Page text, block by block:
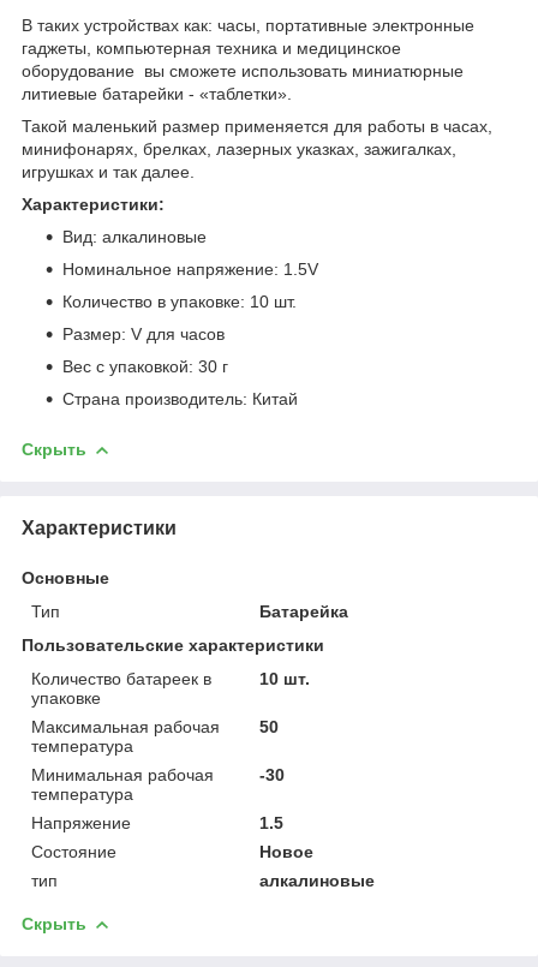
В таких устройствах как: часы, портативные электронные
гаджеты, компьютерная техника и медицинское
оборудование вы сможете использовать миниатюрные
литиевые батарейки - «таблетки».
Такой маленький размер применяется для работы в часах,
минифонарях, брелках, лазерных указках, зажигалках,
игрушках и так далее.
Характеристики:
Вид: алкалиновые
Номинальное напряжение: 1.5V
Количество в упаковке: 10 шт.
Размер: V для часов
Вес с упаковкой: 30 г
Страна производитель: Китай
Скрыть
Характеристики
Основные
Тип
Батарейка
Пользовательские характеристики
Количество батареек в
упаковке
10 шт.
Максимальная рабочая
температура
50
Минимальная рабочая
температура
-30
Напряжение
1.5
Состояние
Новое
тип
алкалиновые
Скрыть